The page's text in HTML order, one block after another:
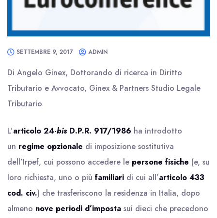
SETTEMBRE 9, 2017 ADMIN
Di Angelo Ginex, Dottorando di ricerca in Diritto
Tributario e Avvocato, Ginex & Partners Studio Legale
Tributario
L’articolo 24-bis D.P.R. 917/1986 ha introdotto
un regime opzionale di imposizione sostitutiva
dell’Irpef, cui possono accedere le persone fisiche (e, su
loro richiesta, uno o più familiari di cui all’articolo 433
cod. civ.) che trasferiscono la residenza in Italia, dopo
almeno nove periodi d’imposta sui dieci che precedono